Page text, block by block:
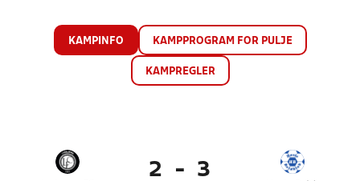
KAMPINFO KAMPPROGRAM FOR PULJE
KAMPREGLER
2 - 3